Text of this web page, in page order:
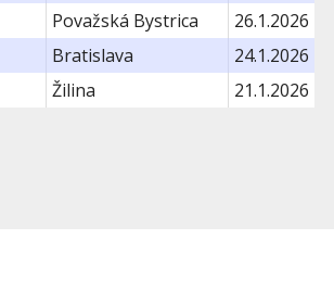
Považská Bystrica
26.1.2026
Bratislava
24.1.2026
Žilina 21.1.2026